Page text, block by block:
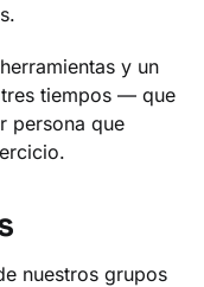
y un
tiempos — que
persona que
nuestros grupos